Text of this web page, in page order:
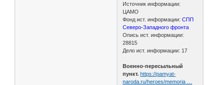
Источник информации:
ЦАМО
Фонд ист. информации:СПП
Северо-Западного фронта
Опись ист. информации:
28815
Дело ист. информации: 17
Военно-пересыльный
пункт. https://pamyat-
naroda.ru/heroes/memoria …